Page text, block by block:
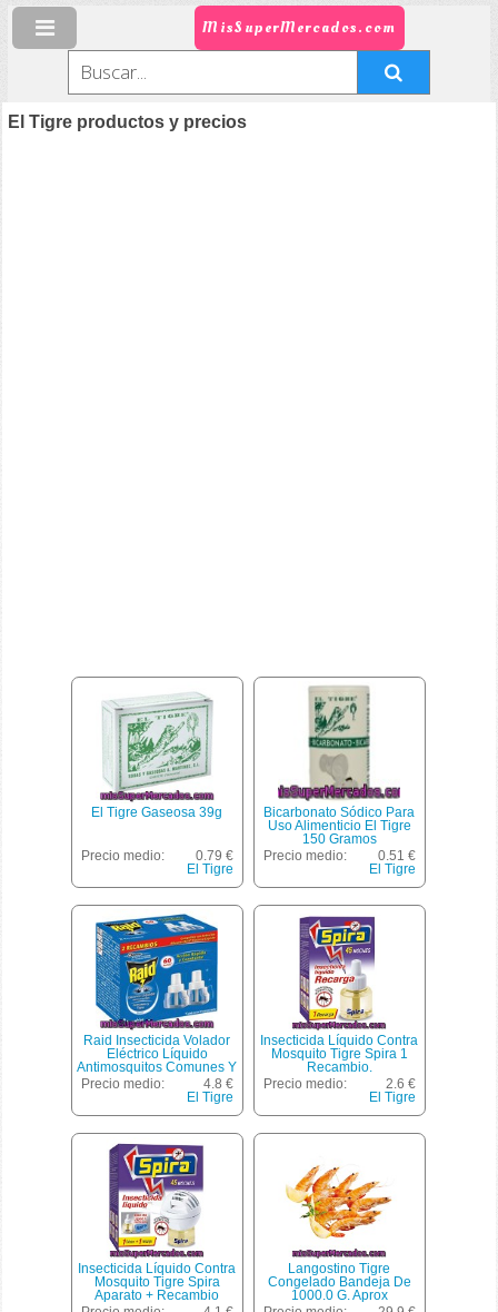
MisSuperMercados.com
El Tigre productos y precios
El Tigre Gaseosa 39g
Precio medio:
0.79 €
El Tigre
Bicarbonato Sódico Para
Uso Alimenticio El Tigre
150 Gramos
Precio medio:
0.51 €
El Tigre
Raid Insecticida Volador
Eléctrico Líquido
Antimosquitos Comunes Y
Tigre 60 Noches
Recambio 2 Unidades
Constante
Precio medio:
4.8 €
El Tigre
Insecticida Líquido Contra
Mosquito Tigre Spira 1
Recambio.
Precio medio:
2.6 €
El Tigre
Insecticida Líquido Contra
Mosquito Tigre Spira
Aparato + Recambio
Langostino Tigre
Congelado Bandeja De
1000.0 G. Aprox